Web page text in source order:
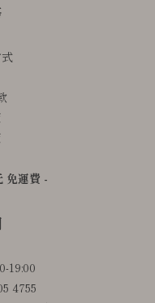
免運費 -
19:00
4755